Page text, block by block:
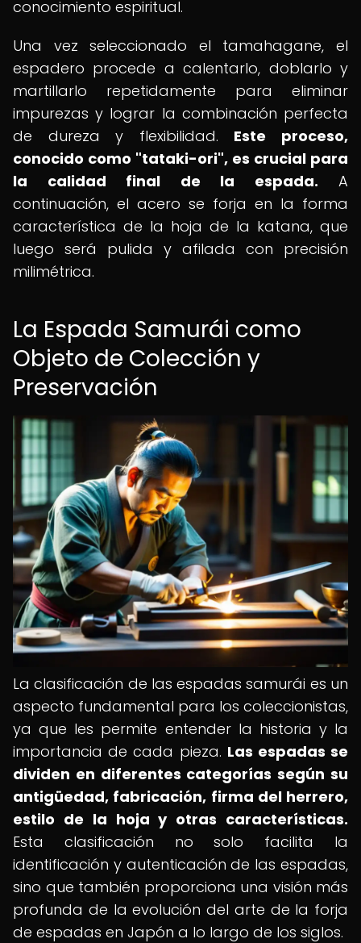
conocimiento espiritual.
Una vez seleccionado el tamahagane, el
espadero procede a calentarlo, doblarlo y
martillarlo repetidamente para eliminar
impurezas y lograr la combinación perfecta
de dureza y flexibilidad. Este proceso,
conocido como "tataki-ori", es crucial para
la calidad final de la espada. A
continuación, el acero se forja en la forma
característica de la hoja de la katana, que
luego será pulida y afilada con precisión
milimétrica.
La Espada Samurái como
Objeto de Colección y
Preservación
La clasificación de las espadas samurái es un
aspecto fundamental para los coleccionistas,
ya que les permite entender la historia y la
importancia de cada pieza. Las espadas se
dividen en diferentes categorías según su
antigüedad, fabricación, firma del herrero,
estilo de la hoja y otras características.
Esta clasificación no solo facilita la
identificación y autenticación de las espadas,
sino que también proporciona una visión más
profunda de la evolución del arte de la forja
de espadas en Japón a lo largo de los siglos.